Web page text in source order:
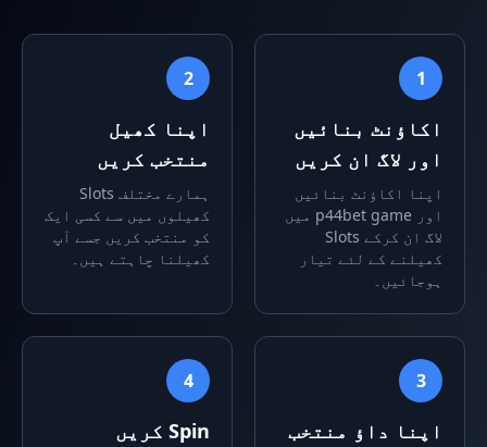
1
اکاؤنٹ بنائیں
اور لاگ ان کریں
اپنا اکاؤنٹ بنائیں
اور p44bet game میں
لاگ ان کرکے Slots
کھیلنے کے لئے تیار
ہوجائیں۔
2
اپنا کھیل
منتخب کریں
ہمارے مختلف Slots
کھیلوں میں سے کسی ایک
کو منتخب کریں جسے آپ
کھیلنا چاہتے ہیں۔
3
اپنا داؤ منتخب
4
Spin کریں